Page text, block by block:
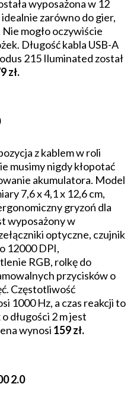
wyposażona w 12
zarówno do gier,
mogło oczywiście
Długość kabla USB-A
215 Iluminated został
zł.
z kablem w roli
musimy nigdy kłopotać
akumulatora. Model
7,6 x 4,1 x 12,6 cm,
gryzoń dla
wyposażony w
optyczne, czujnik
12000 DPI,
RGB, rolkę do
przycisków o
Częstotliwość
1000 Hz, a czas reakcji to
długości 2 m jest
wynosi 159 zł.
2.0